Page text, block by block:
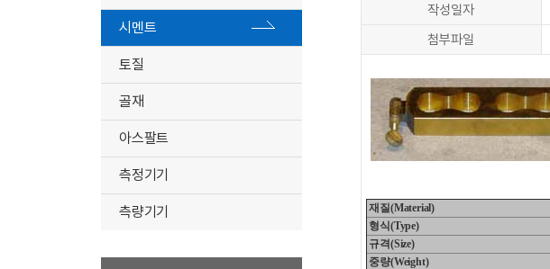
시멘트
토질
골재
아스팔트
측정기기
측량기기
작성일자
첨부파일
재질(Material)
형식(Type)
규격(Size)
중량(Weight)